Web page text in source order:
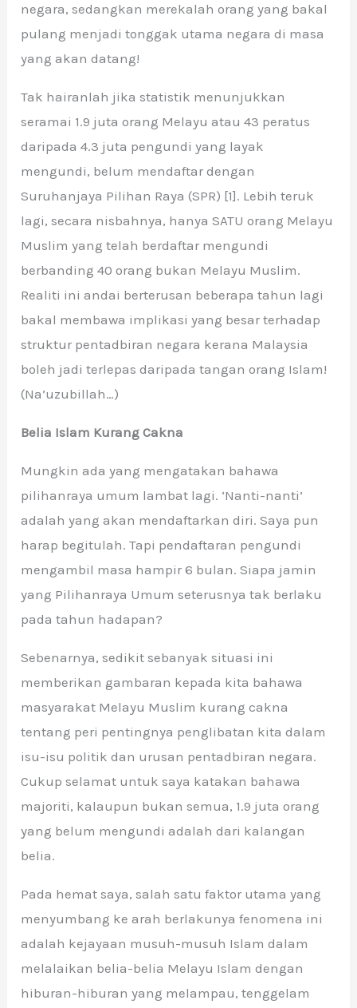
negara, sedangkan merekalah orang yang bakal
pulang menjadi tonggak utama negara di masa
yang akan datang!
Tak hairanlah jika statistik menunjukkan
seramai 1.9 juta orang Melayu atau 43 peratus
daripada 4.3 juta pengundi yang layak
mengundi, belum mendaftar dengan
Suruhanjaya Pilihan Raya (SPR) [1]. Lebih teruk
lagi, secara nisbahnya, hanya SATU orang Melayu
Muslim yang telah berdaftar mengundi
berbanding 40 orang bukan Melayu Muslim.
Realiti ini andai berterusan beberapa tahun lagi
bakal membawa implikasi yang besar terhadap
struktur pentadbiran negara kerana Malaysia
boleh jadi terlepas daripada tangan orang Islam!
(Na’uzubillah…)
Belia Islam Kurang Cakna
Mungkin ada yang mengatakan bahawa
pilihanraya umum lambat lagi. ‘Nanti-nanti’
adalah yang akan mendaftarkan diri. Saya pun
harap begitulah. Tapi pendaftaran pengundi
mengambil masa hampir 6 bulan. Siapa jamin
yang Pilihanraya Umum seterusnya tak berlaku
pada tahun hadapan?
Sebenarnya, sedikit sebanyak situasi ini
memberikan gambaran kepada kita bahawa
masyarakat Melayu Muslim kurang cakna
tentang peri pentingnya penglibatan kita dalam
isu-isu politik dan urusan pentadbiran negara.
Cukup selamat untuk saya katakan bahawa
majoriti, kalaupun bukan semua, 1.9 juta orang
yang belum mengundi adalah dari kalangan
belia.
Pada hemat saya, salah satu faktor utama yang
menyumbang ke arah berlakunya fenomena ini
adalah kejayaan musuh-musuh Islam dalam
melalaikan belia-belia Melayu Islam dengan
hiburan-hiburan yang melampau, tenggelam